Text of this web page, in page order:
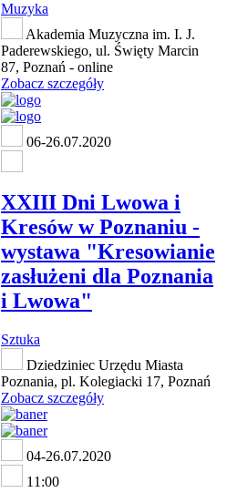
Muzyka
Akademia Muzyczna im. I. J.
Paderewskiego, ul. Święty Marcin
87, Poznań - online
Zobacz szczegóły
06-26.07.2020
XXIII Dni Lwowa i
Kresów w Poznaniu -
wystawa "Kresowianie
zasłużeni dla Poznania
i Lwowa"
Sztuka
Dziedziniec Urzędu Miasta
Poznania, pl. Kolegiacki 17, Poznań
Zobacz szczegóły
04-26.07.2020
11:00